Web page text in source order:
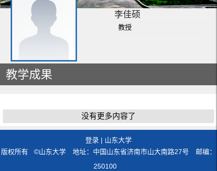
李佳硕
教授
教学成果
没有更多内容了
登录 | 山东大学
版权所有 ©山东大学 地址：中国山东省济南市山大南路27号 邮编：
250100